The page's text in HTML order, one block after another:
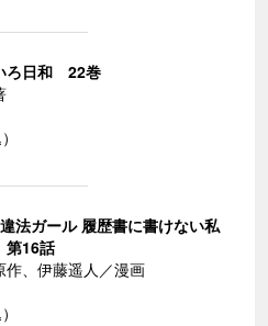
ろ日和 22巻
違法ガール 履歴書に書けない私
16話
作、伊藤遥人／漫画